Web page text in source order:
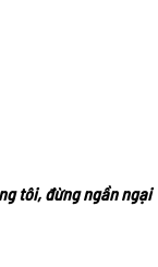
tôi, đừng ngần ngại